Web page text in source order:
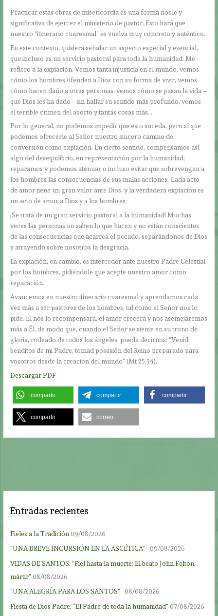
Practicar estas obras de misericordia es una forma noble y
significativa de ejercer el ministerio de pastor. Esto hará que
nuestro “itinerario cuaresmal” se vuelva muy concreto y auténtico.
En este contexto, quisiera señalar un aspecto especial y esencial,
que incluso es un servicio pastoral para toda la humanidad. Me
refiero a la expiación. Vemos tanta injusticia en el mundo, vemos
cómo los hombres ofenden a Dios con su forma de vivir, vemos
cómo hacen daño a otras personas, vemos cómo se pasan la vida –
que Dios les ha dado– sin hallar su sentido más profundo, vemos
el terrible crimen del aborto y tantas cosas más…
Por lo general, no podemos impedir que esto suceda, pero sí que
podemos ofrecerle al Señor nuestro sincero camino de
conversión como expiación. En cierto sentido, compensamos así
algo del desequilibrio, en representación por la humanidad;
reparamos y podemos atenuar o incluso evitar que sobrevengan a
los hombres las consecuencias de sus malas acciones. Cada acto
de amor tiene un gran valor ante Dios, y la verdadera expiación es
un acto de amor a Dios y a los hombres.
¡Se trata de un gran servicio pastoral a la humanidad! Muchas
veces las personas no saben lo que hacen y no están conscientes
de las consecuencias que acarrea el pecado, separándonos de Dios
y atrayendo sobre nosotros la desgracia.
La expiación, en cambio, es interceder ante nuestro Padre Celestial
por los hombres, pidiéndole que acepte nuestro amor como
reparación.
Avancemos en nuestro itinerario cuaresmal y aprendamos cada
vez más a ser pastores de los hombres, tal como el Señor nos lo
pide. Él nos lo recompensará, el amor crecerá y nos asemejaremos
más a Él, de modo que, cuando el Señor se siente en su trono de
gloria, rodeado de todos los ángeles, pueda decirnos: “Venid,
benditos de mi Padre, tomad posesión del Reino preparado para
vosotros desde la creación del mundo” (Mt 25,34).
Descargar PDF
compartir compartir compartir
compartir correo
Entradas recientes
Fieles a la Tradición 09/08/2026
“UNA BREVE INCURSIÓN EN LA ASCÉTICA”
09/08/2026
VIDAS DE SANTOS: “Fiel hasta la muerte: El beato John Felton,
mártir” 08/08/2026
“UNA ALEGRÍA PARA LOS SANTOS”
08/08/2026
Fiesta de Dios Padre: “El Padre de toda la humanidad” 07/08/2026